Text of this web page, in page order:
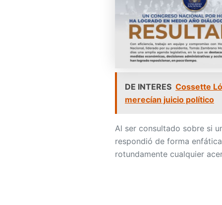
DE INTERES Cossette
merecían juicio político
Al ser consultado sobre si
respondió de forma
rotundamente cualquier